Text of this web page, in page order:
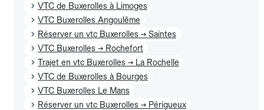
VTC de Buxerolles à Limoges
VTC Buxerolles Angoulême
Réserver un vtc Buxerolles → Saintes
VTC Buxerolles → Rochefort
Trajet en vtc Buxerolles → La Rochelle
VTC de Buxerolles à Bourges
VTC Buxerolles Le Mans
Réserver un vtc Buxerolles → Périgueux